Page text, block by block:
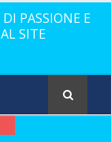
PASSIONE E
SITE